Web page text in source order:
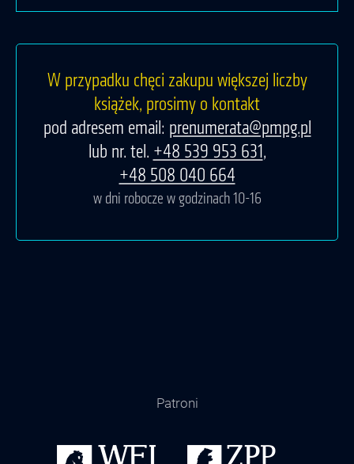
W przypadku chęci zakupu większej liczby
książek, prosimy o kontakt
pod adresem email: prenumerata@pmpg.pl
lub nr. tel. +48 539 953 631,
+48 508 040 664
w dni robocze w godzinach 10-16
Patroni